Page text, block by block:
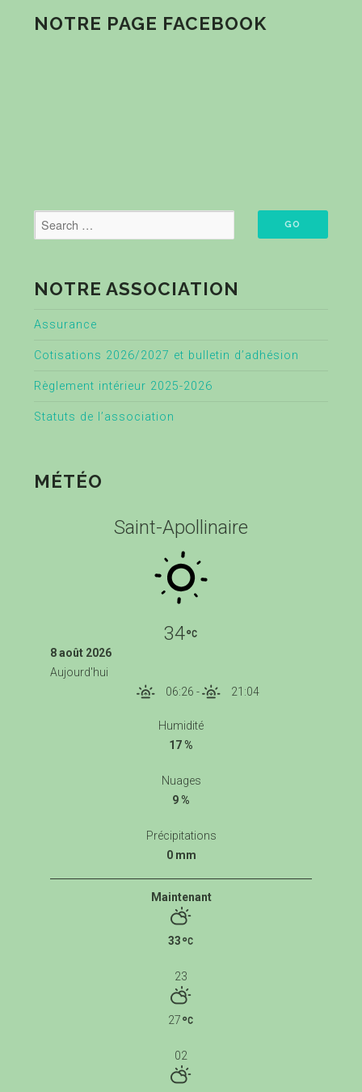
NOTRE PAGE FACEBOOK
NOTRE ASSOCIATION
Assurance
Cotisations 2026/2027 et bulletin d’adhésion
Règlement intérieur 2025-2026
Statuts de l’association
MÉTÉO
Saint-Apollinaire
34
8 août 2026
Aujourd'hui
06:26 - 21:04
Humidité
17 %
Nuages
9 %
Précipitations
0 mm
Maintenant
33
23
27
02